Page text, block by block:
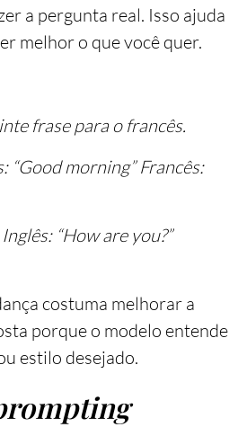
a pergunta real. Isso ajuda
melhor o que você quer.
frase para o francês.
“Good morning” Francês:
“How are you?”
costuma melhorar a
porque o modelo entende
estilo desejado.